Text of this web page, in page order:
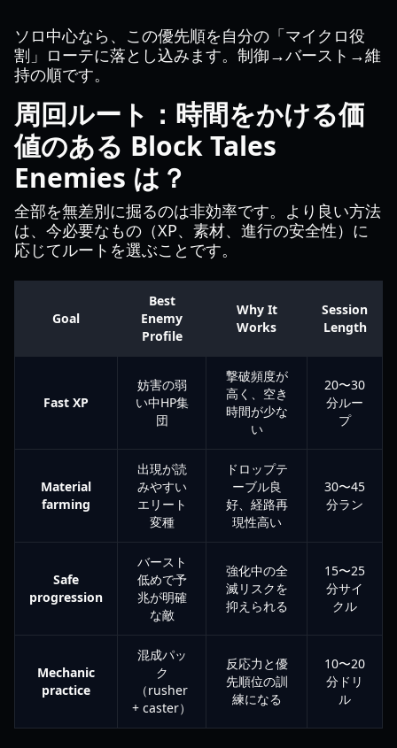
ソロ中心なら、この優先順を自分の「マイクロ役
割」ローテに落とし込みます。制御→バースト→維
持の順です。
周回ルート：時間をかける価
値のある Block Tales
Enemies は？
全部を無差別に掘るのは非効率です。より良い方法
は、今必要なもの（XP、素材、進行の安全性）に
応じてルートを選ぶことです。
Goal
Best
Enemy
Profile
Why It
Works
Session
Length
Fast XP
妨害の弱
い中HP集
団
撃破頻度が
高く、空き
時間が少な
い
20〜30
分ルー
プ
Material
farming
出現が読
みやすい
エリート
変種
ドロップテ
ーブル良
好、経路再
現性高い
30〜45
分ラン
Safe
progression
バースト
低めで予
兆が明確
な敵
強化中の全
滅リスクを
抑えられる
15〜25
分サイ
クル
Mechanic
practice
混成パッ
ク
（rusher
+ caster）
反応力と優
先順位の訓
練になる
10〜20
分ドリ
ル